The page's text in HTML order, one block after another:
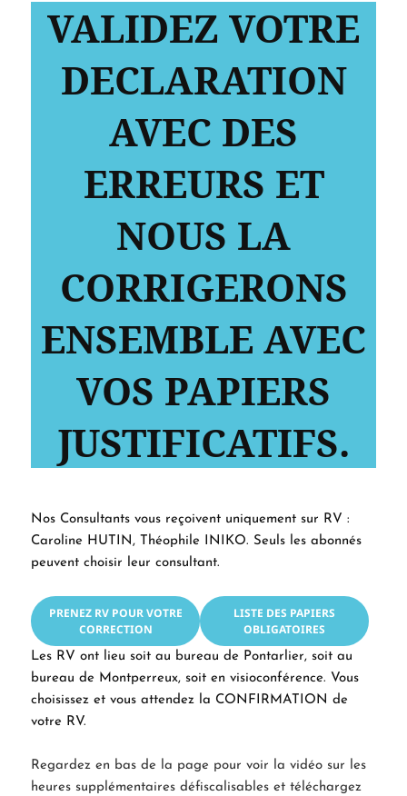
VALIDEZ VOTRE
DECLARATION
AVEC DES
ERREURS ET
NOUS LA
CORRIGERONS
ENSEMBLE AVEC
VOS PAPIERS
JUSTIFICATIFS.
Nos Consultants vous reçoivent uniquement sur RV :
Caroline HUTIN, Théophile INIKO. Seuls les abonnés
peuvent choisir leur consultant.
PRENEZ RV POUR VOTRE
CORRECTION
LISTE DES PAPIERS
OBLIGATOIRES
Les RV ont lieu soit au bureau de Pontarlier, soit au
bureau de Montperreux, soit en visioconférence. Vous
choisissez et vous attendez la CONFIRMATION de
votre RV.
Regardez en bas de la page pour voir la vidéo sur les
heures supplémentaires défiscalisables et téléchargez